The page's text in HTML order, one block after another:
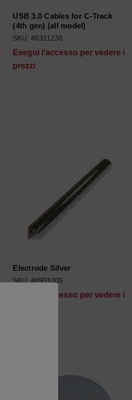
USB 3.0 Cables for C-Track
(4th gen) (all model)
SKU: 46311238
Esegui l'accesso per vedere i
prezzi
Electrode Silver
SKU: 46901005
Esegui l'accesso per vedere i